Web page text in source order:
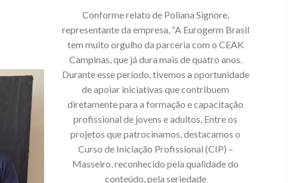
Conforme relato de Poliana Signore,
representante da empresa, “A Eurogerm Brasil
tem muito orgulho da parceria com o CEAK
Campinas, que já dura mais de quatro anos.
Durante esse período, tivemos a oportunidade
de apoiar iniciativas que contribuem
diretamente para a formação e capacitação
profissional de jovens e adultos. Entre os
projetos que patrocinamos, destacamos o
Curso de Iniciação Profissional (CIP) –
Masseiro, reconhecido pela qualidade do
conteúdo, pela seriedade